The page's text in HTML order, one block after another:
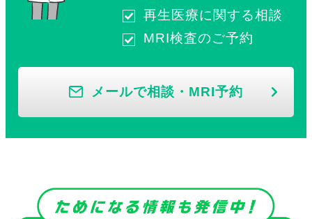
再生医療に関する相談
MRI検査のご予約
メールで相談・MRI予約